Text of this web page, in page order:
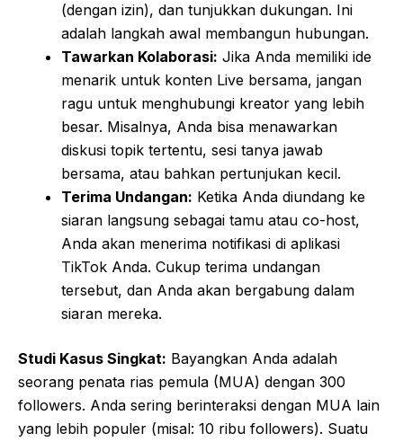
(dengan izin), dan tunjukkan dukungan. Ini
adalah langkah awal membangun hubungan.
Tawarkan Kolaborasi: Jika Anda memiliki ide
menarik untuk konten Live bersama, jangan
ragu untuk menghubungi kreator yang lebih
besar. Misalnya, Anda bisa menawarkan
diskusi topik tertentu, sesi tanya jawab
bersama, atau bahkan pertunjukan kecil.
Terima Undangan: Ketika Anda diundang ke
siaran langsung sebagai tamu atau co-host,
Anda akan menerima notifikasi di aplikasi
TikTok Anda. Cukup terima undangan
tersebut, dan Anda akan bergabung dalam
siaran mereka.
Studi Kasus Singkat: Bayangkan Anda adalah
seorang penata rias pemula (MUA) dengan 300
followers. Anda sering berinteraksi dengan MUA lain
yang lebih populer (misal: 10 ribu followers). Suatu